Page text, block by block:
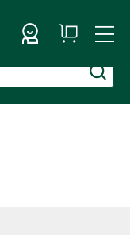
Logg inn
Handlekurv